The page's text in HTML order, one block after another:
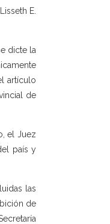
E.
dicte la
artículo
de
el Juez
país y
las
de